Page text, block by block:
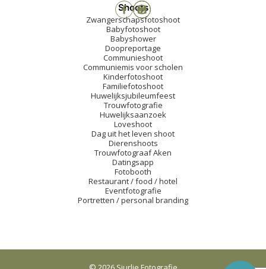
Shoots
Zwangerschapsfotoshoot
Babyfotoshoot
Babyshower
Doopreportage
Communieshoot
Communiemis voor scholen
Kinderfotoshoot
Familiefotoshoot
Huwelijksjubileumfeest
Trouwfotografie
Huwelijksaanzoek
Loveshoot
Dag uit het leven shoot
Dierenshoots
Trouwfotograaf Aken
Datingsapp
Fotobooth
Restaurant / food / hotel
Eventfotografie
Portretten / personal branding